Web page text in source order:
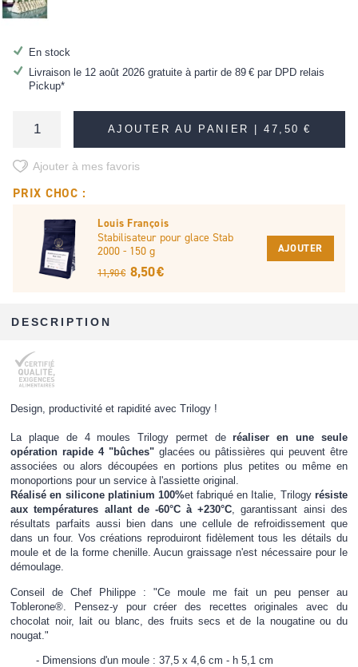
En stock
Livraison le 12 août 2026 gratuite à partir de 89 €par DPD relais
Pickup*
AJOUTER AU PANIER |47,50 €
Ajouter à mes favoris
PRIX CHOC :
Louis François
Stabilisateur pour glace Stab
2000 - 150 g
11,90 € 8,50 €
AJOUTER
DESCRIPTION
Design, productivité et rapidité avec Trilogy !
La plaque de 4 moules Trilogy permet deréaliser en une seule
opération rapide 4 "bûches"glacées ou pâtissières qui peuvent être
associées ou alors découpées en portions plus petites ou même en
monoportions pour un service à l'assiette original.
Réalisé en silicone platinium 100%et fabriqué en Italie, Trilogy résiste
aux températures allant de -60°C à +230°C, garantissant ainsi des
résultats parfaits aussi bien dans une cellule de refroidissement que
dans un four. Vos créations reproduiront fidèlement tous les détails du
moule et de la forme chenille. Aucun graissage n'est nécessaire pour le
démoulage.
Conseil de Chef Philippe : "Ce moule me fait un peu penser au
Toblerone®. Pensez-y pour créer des recettes originales avec du
chocolat noir, lait ou blanc, des fruits secs et de la nougatine ou du
nougat."
Dimensions d'un moule : 37,5 x 4,6 cm - h 5,1 cm